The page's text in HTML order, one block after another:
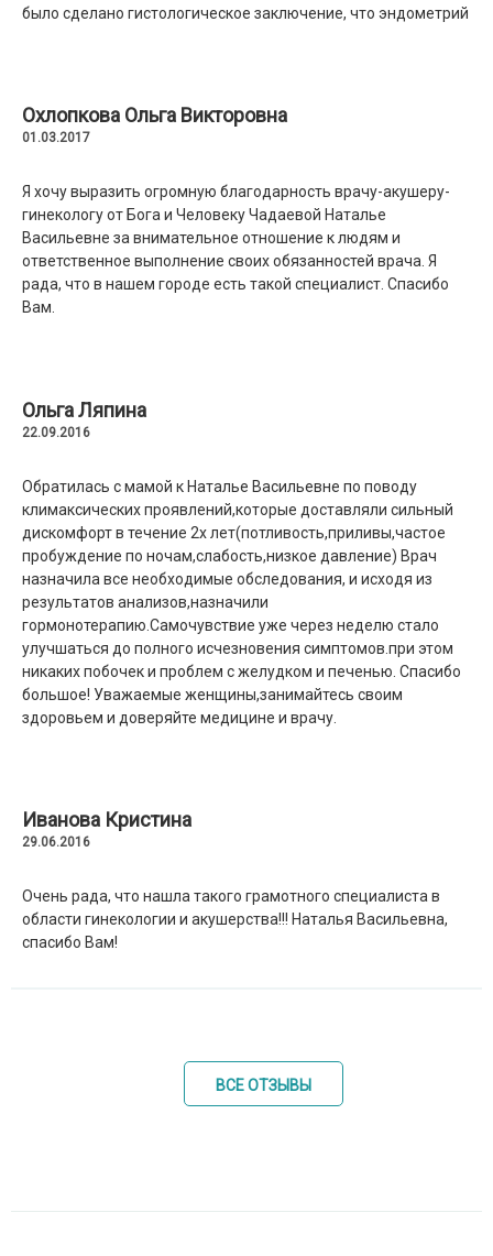
было сделано гистологическое заключение, что эндометрий
оказалось, что доктор права: никакой нормы у меня не было,
а была железисто-кистозная гиперплазия эндометрия.
информацию, что в центре ,пациенты которые до этого уже
делали оперативные вмешательства (в моей случае
РДВ),могут попасть в квоту и значит сделать операцию
бесплатно. В квоту я попала!!! Операцию провел Алексеев
Д.Н.про которого я напишу отдельный отзыв. Затем
Чадаевой Н.В было назначено лечение регулоном. После 4
с 2.5 см до 0.8мм. 3)Эрозия шейки практически зажила безо
всяких манипуляций..... Врач поставила правильный диагноз
данного специалиста.
Охлопкова Ольга Викторовна
01.03.2017
Я хочу выразить огромную благодарность врачу-акушеру-
гинекологу от Бога и Человеку Чадаевой Наталье
Васильевне за внимательное отношение к людям и
ответственное выполнение своих обязанностей врача. Я
рада, что в нашем городе есть такой специалист. Спасибо
Вам.
Ольга Ляпина
22.09.2016
Обратилась с мамой к Наталье Васильевне по поводу
климаксических проявлений,которые доставляли сильный
дискомфорт в течение 2х лет(потливость,приливы,частое
пробуждение по ночам,слабость,низкое давление) Врач
назначила все необходимые обследования, и исходя из
результатов анализов,назначили
гормонотерапию.Самочувствие уже через неделю стало
улучшаться до полного исчезновения симптомов.при этом
никаких побочек и проблем с желудком и печенью. Спасибо
большое! Уважаемые женщины,занимайтесь своим
здоровьем и доверяйте медицине и врачу.
Иванова Кристина
29.06.2016
Очень рада, что нашла такого грамотного специалиста в
области гинекологии и акушерства!!! Наталья Васильевна,
спасибо Вам!
ВСЕ ОТЗЫВЫ